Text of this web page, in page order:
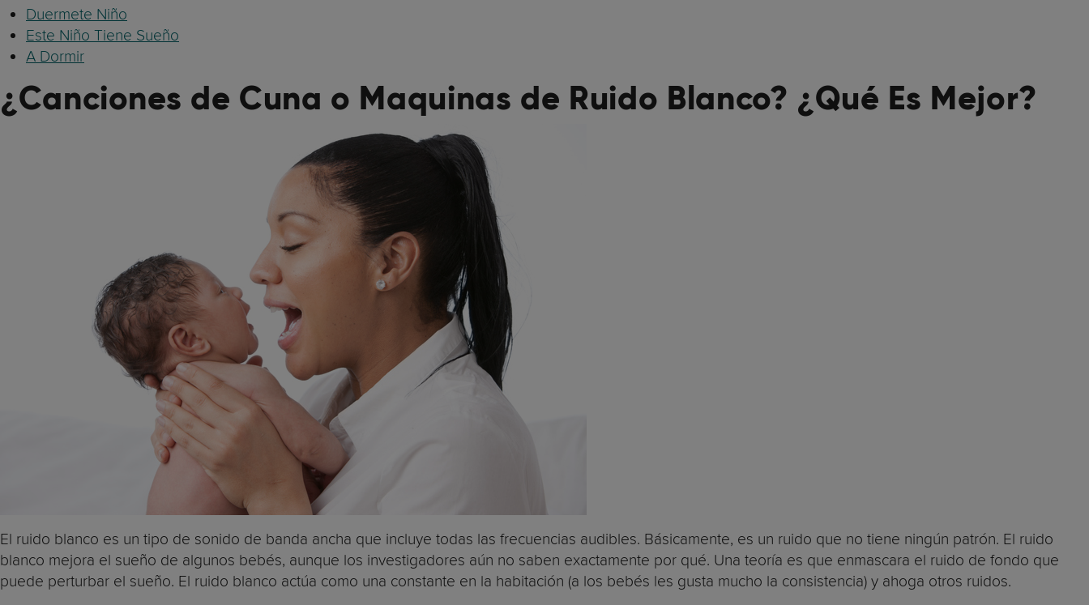
Duermete Niño
Este Niño Tiene Sueño
A Dormir
¿Canciones de Cuna o Maquinas de Ruido Blanco? ¿Qué Es Mejor?
El ruido blanco es un tipo de sonido de banda ancha que incluye todas las frecuencias audibles. Básicamente, es un ruido que no tiene ningún patrón. El ruido
blanco mejora el sueño de algunos bebés, aunque los investigadores aún no saben exactamente por qué. Una teoría es que enmascara el ruido de fondo que
puede perturbar el sueño. El ruido blanco actúa como una constante en la habitación (a los bebés les gusta mucho la consistencia) y ahoga otros ruidos.